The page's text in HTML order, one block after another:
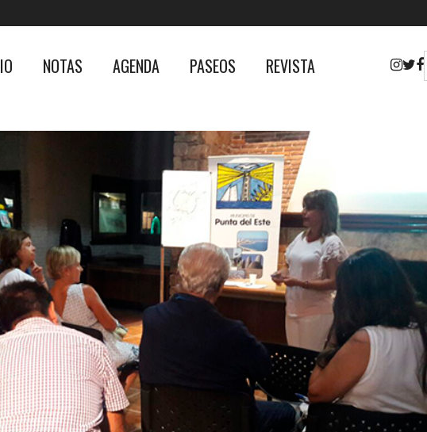
NOTAS AGENDA PASEOS REVISTA